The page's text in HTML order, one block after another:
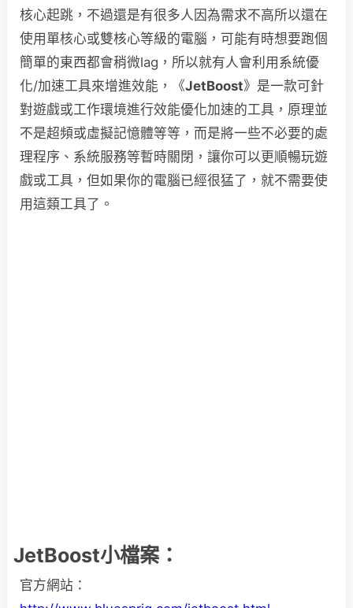
核心起跳，不過還是有很多人因為需求不高所以還在
使用單核心或雙核心等級的電腦，可能有時想要跑個
簡單的東西都會稍微lag，所以就有人會利用系統優
化/加速工具來增進效能，《JetBoost》是一款可針
對遊戲或工作環境進行效能優化加速的工具，原理並
不是超頻或虛擬記憶體等等，而是將一些不必要的處
理程序、系統服務等暫時關閉，讓你可以更順暢玩遊
戲或工具，但如果你的電腦已經很猛了，就不需要使
用這類工具了。
JetBoost小檔案：
官方網站：